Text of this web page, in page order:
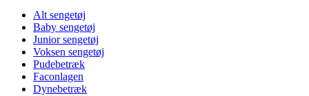
Alt sengetøj
Baby sengetøj
Junior sengetøj
Voksen sengetøj
Pudebetræk
Faconlagen
Dynebetræk